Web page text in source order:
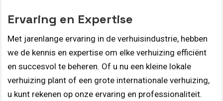
Ervaring en Expertise
Met jarenlange ervaring in de verhuisindustrie, hebben
we de kennis en expertise om elke verhuizing efficiënt
en succesvol te beheren. Of u nu een kleine lokale
verhuizing plant of een grote internationale verhuizing,
u kunt rekenen op onze ervaring en professionaliteit.